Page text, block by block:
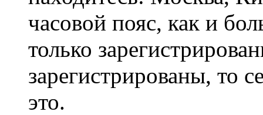
часовой пояс, как и
только
зарегистрированы, то
это.